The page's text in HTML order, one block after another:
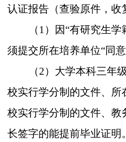
认证报告（查验原件，收
（ 1）因“有研究生学
须提交所在培养单位“同
（2）大学本科三年
校实行学分制的文件、所
校实行学分制的文件、教
长签字的能提前毕业证明。